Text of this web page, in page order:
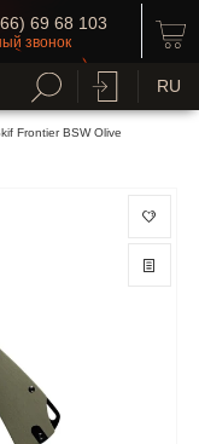
69 68 103
звонок
RU
Frontier BSW Olive